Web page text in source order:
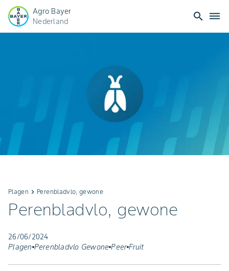
Agro Bayer
Nederland
search dehaze
Plagen keyboard_arrow_right Perenbladvlo, gewone
Perenbladvlo, gewone
26/06/2024
Plagen Perenbladvlo Gewone Peer Fruit